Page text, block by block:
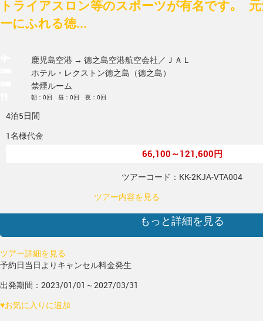
トライアスロン等のスポーツが有名です｡
ーにふれる徳...
鹿児島空港 → 徳之島空港航空会社／ＪＡＬ
ホテル・レクストン徳之島（徳之島）
禁煙ルーム
朝：0回 昼：0回 夜：0回
4泊5日間
1名様代金
66,100～121,600円
ツアーコード：KK-2KJA-VTA004
ツアー内容を見る
もっと詳細を見る
ツアー詳細を見る
予約日当日よりキャンセル料金発生
出発期間：2023/01/01～2027/03/31
♥お気に入りに追加